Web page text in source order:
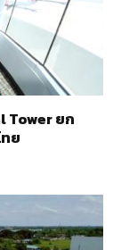
Tower ยก
ย